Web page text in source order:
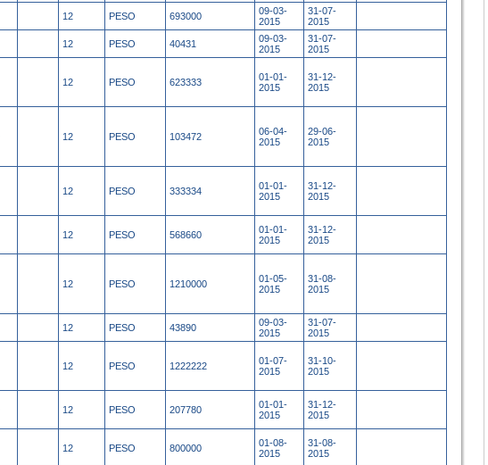
12 PESO 693000
09-03-
2015
31-07-
2015
12 PESO 40431
09-03-
2015
31-07-
2015
12 PESO 623333
01-01-
2015
31-12-
2015
12 PESO 103472
06-04-
2015
29-06-
2015
12 PESO 333334
01-01-
2015
31-12-
2015
12 PESO 568660
01-01-
2015
31-12-
2015
12 PESO 1210000
01-05-
2015
31-08-
2015
12 PESO 43890
09-03-
2015
31-07-
2015
12 PESO 1222222
01-07-
2015
31-10-
2015
12 PESO 207780
01-01-
2015
31-12-
2015
12 PESO 800000
01-08-
2015
31-08-
2015